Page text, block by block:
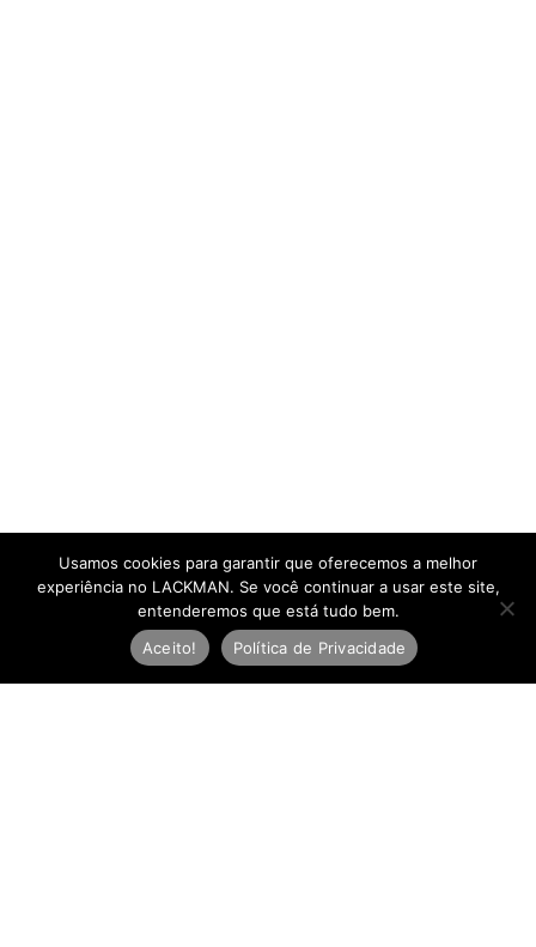
Usamos cookies para garantir que oferecemos a melhor
experiência no LACKMAN. Se você continuar a usar este site,
entenderemos que está tudo bem.
Aceito!
Política de Privacidade